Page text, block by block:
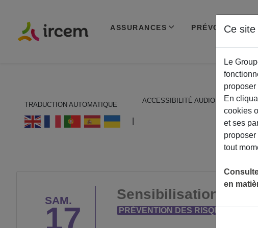
ASSURANCES PRÉVOYANCE
TRADUCTION AUTOMATIQUE
ACCESSIBILITÉ AUDIO
SAM.
17
Sensibilisation aux
PRÉVENTION DES RISQUES
Ce
Le
En
cookies
et ses
tout
en